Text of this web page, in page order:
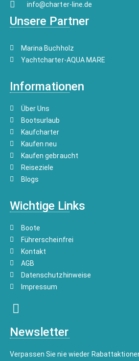
info@charter-line.de
Unsere Partner
Marina Buchholz
Yachtcharter-AQUA MARE
Informationen
Über Uns
Bootsurlaub
Kaufcharter
Kaufen neu
Kaufen gebraucht
Reiseziele
Blogs
Wichtige Links
Boote
Führerscheinfrei
Kontakt
AGB
Datenschutzhinweise
Impressum
Newsletter
Verpassen Sie nie wieder